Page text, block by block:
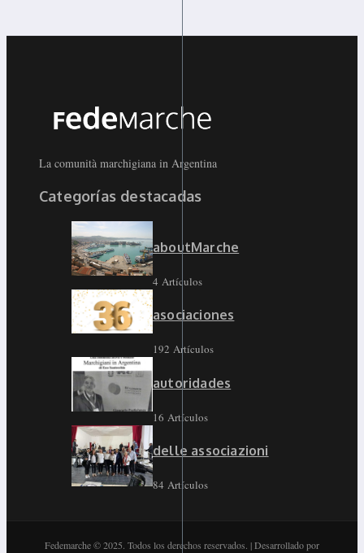
La comunità marchigiana in Argentina
Categorías destacadas
aboutMarche
4 Artículos
asociaciones
192 Artículos
autoridades
16 Artículos
delle associazioni
84 Artículos
Fedemarche © 2025. Todos los derechos reservados. | Desarrollado por